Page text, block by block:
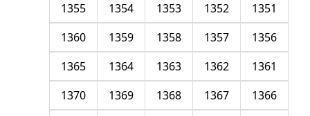
1351
1352
1353
1354
1355
1356
1357
1358
1359
1360
1361
1362
1363
1364
1365
1366
1367
1368
1369
1370